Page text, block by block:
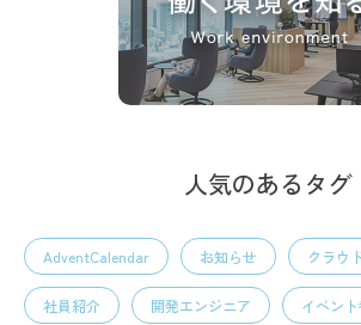
人気のあるタグ
AdventCalendar お知らせ クラウ
社員紹介 開発エンジニア イベン